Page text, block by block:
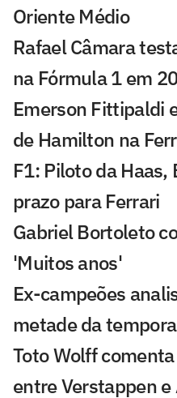
Oriente Médio
Rafael Câmara
na Fórmula 1 em
Emerson Fittipaldi
de Hamilton na
F1: Piloto da
prazo para Ferrari
Gabriel Bortoleto
'Muitos anos'
Ex-campeões
metade da
Toto Wolff
entre Verstappen